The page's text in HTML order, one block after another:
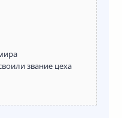
звание цеха